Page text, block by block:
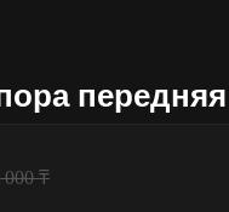
000 ₸